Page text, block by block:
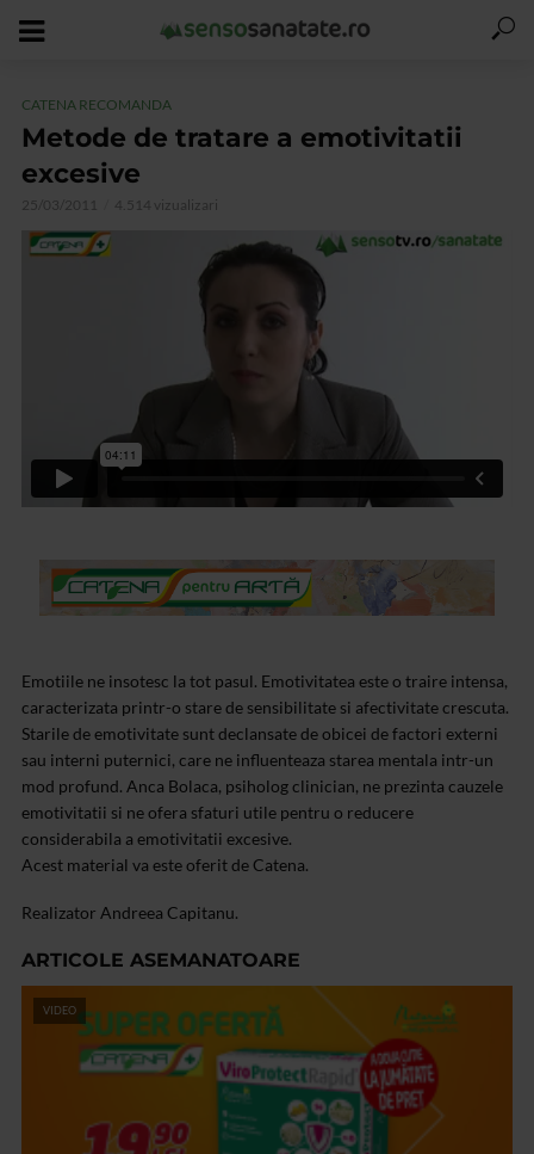
CATENA RECOMANDA
Metode de tratare a emotivitatii
excesive
25/03/2011 4.514 vizualizari
Emotiile ne insotesc la tot pasul. Emotivitatea este o traire intensa,
caracterizata printr-o stare de sensibilitate si afectivitate crescuta.
Starile de emotivitate sunt declansate de obicei de factori externi
sau interni puternici, care ne influenteaza starea mentala intr-un
mod profund. Anca Bolaca, psiholog clinician, ne prezinta cauzele
emotivitatii si ne ofera sfaturi utile pentru o reducere
considerabila a emotivitatii excesive.
Acest material va este oferit de Catena.
Realizator Andreea Capitanu.
ARTICOLE ASEMANATOARE
VIDEO